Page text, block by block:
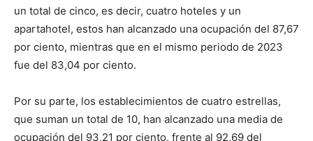
un total de cinco, es decir, cuatro hoteles y un
apartahotel, estos han alcanzado una ocupación del 87,67
por ciento, mientras que en el mismo periodo de 2023
fue del 83,04 por ciento.
Por su parte, los establecimientos de cuatro estrellas,
que suman un total de 10, han alcanzado una media de
ocupación del 93,21 por ciento, frente al 92,69 del